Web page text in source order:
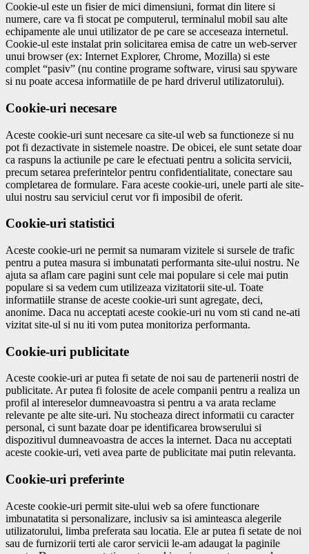
Cookie-ul este un fisier de mici dimensiuni, format din litere si
numere, care va fi stocat pe computerul, terminalul mobil sau alte
echipamente ale unui utilizator de pe care se acceseaza internetul.
Cookie-ul este instalat prin solicitarea emisa de catre un web-server
unui browser (ex: Internet Explorer, Chrome, Mozilla) si este
complet “pasiv” (nu contine programe software, virusi sau spyware
si nu poate accesa informatiile de pe hard driverul utilizatorului).
Cookie-uri necesare
Aceste cookie-uri sunt necesare ca site-ul web sa functioneze si nu
pot fi dezactivate in sistemele noastre. De obicei, ele sunt setate doar
ca raspuns la actiunile pe care le efectuati pentru a solicita servicii,
precum setarea preferintelor pentru confidentialitate, conectare sau
completarea de formulare. Fara aceste cookie-uri, unele parti ale site-
ului nostru sau serviciul cerut vor fi imposibil de oferit.
Cookie-uri statistici
Aceste cookie-uri ne permit sa numaram vizitele si sursele de trafic
pentru a putea masura si imbunatati performanta site-ului nostru. Ne
ajuta sa aflam care pagini sunt cele mai populare si cele mai putin
populare si sa vedem cum utilizeaza vizitatorii site-ul. Toate
informatiile stranse de aceste cookie-uri sunt agregate, deci,
anonime. Daca nu acceptati aceste cookie-uri nu vom sti cand ne-ati
vizitat site-ul si nu iti vom putea monitoriza performanta.
Cookie-uri publicitate
Aceste cookie-uri ar putea fi setate de noi sau de partenerii nostri de
publicitate. Ar putea fi folosite de acele companii pentru a realiza un
profil al intereselor dumneavoastra si pentru a va arata reclame
relevante pe alte site-uri. Nu stocheaza direct informatii cu caracter
personal, ci sunt bazate doar pe identificarea browserului si
dispozitivul dumneavoastra de acces la internet. Daca nu acceptati
aceste cookie-uri, veti avea parte de publicitate mai putin relevanta.
Cookie-uri preferinte
Aceste cookie-uri permit site-ului web sa ofere functionare
imbunatatita si personalizare, inclusiv sa isi aminteasca alegerile
utilizatorului, limba preferata sau locatia. Ele ar putea fi setate de noi
sau de furnizorii terti ale caror servicii le-am adaugat la paginile